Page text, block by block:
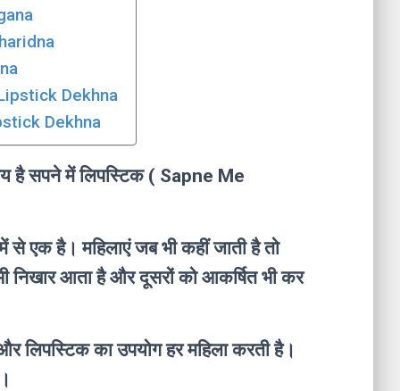
Dekhna
Dekhna
है सपने में लिपस्टिक ( Sapne Me
एक है। महिलाएं जब भी कहीं जाती है तो
निखार आता है और दूसरों को आकर्षित भी कर
और लिपस्टिक का उपयोग हर महिला करती है।